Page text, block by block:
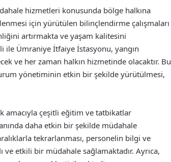
hizmetleri konusunda bölge halkına
için yürütülen bilinçlendirme çalışmaları
artırmakta ve yaşam kalitesini
ile Ümraniye İtfaiye İstasyonu, yangın
ve her zaman halkın hizmetinde olacaktır. Bu
yönetiminin etkin bir şekilde yürütülmesi,
amacıyla çeşitli eğitim ve tatbikatlar
daha etkin bir şekilde müdahale
tekrarlanması, personelin bilgi ve
etkili bir müdahale sağlamaktadır. Ayrıca,